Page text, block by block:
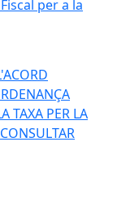
per a la
TAXA PER LA
CONSULTAR